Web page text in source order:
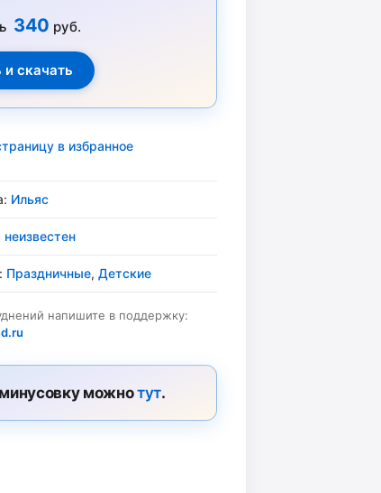
340 руб.
в избранное
Ильяс
неизвестен
Праздничные, Детские
напишите в поддержку:
можнотут.